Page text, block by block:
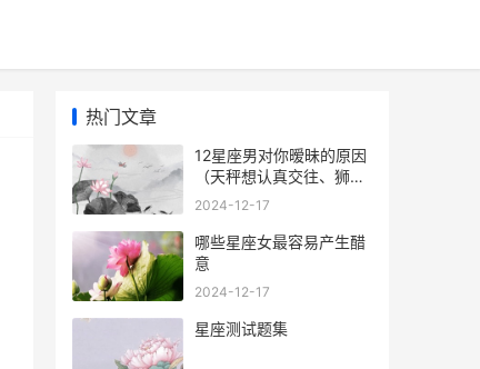
热门文章
12星座男对你暧昧的原因
（天秤想认真交往、狮子
追求存在感）
2024-12-17
哪些星座女最容易产生醋
意
2024-12-17
星座测试题集